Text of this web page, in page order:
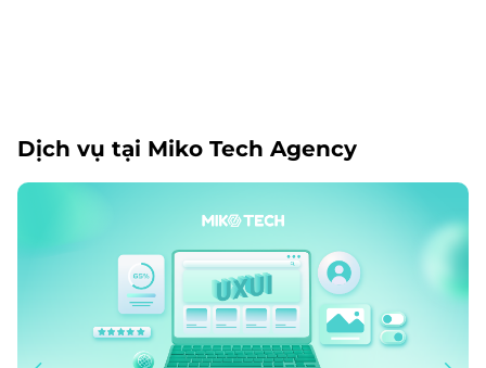
Dịch vụ tại Miko Tech Agency